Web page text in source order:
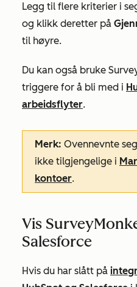
Legg til flere kriterier i
og klikk deretter på
til høyre.
Du kan også bruke
triggere for å bli med i
arbeidsflyter.
Merk: Ovennevnte
ikke tilgjengelige i
kontoer.
Vis
Salesforce
Hvis du har slått på